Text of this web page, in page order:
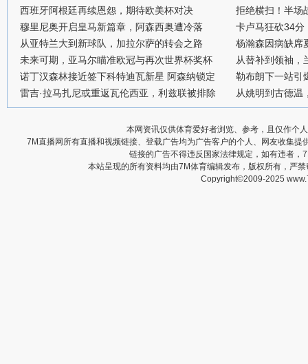
西班牙阿根廷再续恩怨，期待欧美杯对决
穆里尼奥开启皇马新篇章，阿森西奥遭冷落
从亚特兰大到新球队，加拉尔萨的转会之路
未来可期，亚马尔瞄准欧冠与再次世界杯奖杯
诺丁汉森林接近签下科特迪瓦新星 阿森纳锁定
雷吉·拉马扎尼或重返瓦伦西亚，利兹联被排除
拒绝横扫！半场
卡卢马狂砍34分
杨瀚森因病缺席
从替补到领袖，
勒布朗下一站引
从姚明到古德温
本网资讯仅供体育爱好者浏览、参考，且仅作个
7M直播网所有直播和视频链接、登载广告均为广告客户的个人、网友收集
链接的广告不得违反国家法律规定，如有违者
本站呈现的所有资料均由7M体育编辑发布，版权所有，严
Copyright©2009-2025